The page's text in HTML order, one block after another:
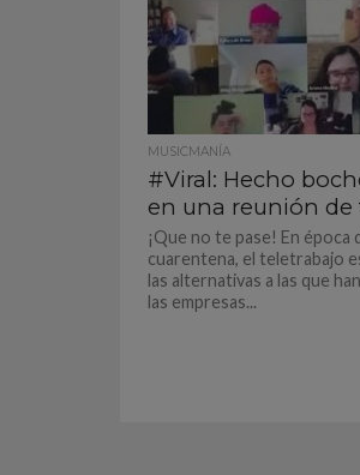
MUSICMANÍA
#Viral: Hecho
en una reunión de
¡Que no te pase! En época
cuarentena, el teletrabajo
las alternativas a las que
las empresas...